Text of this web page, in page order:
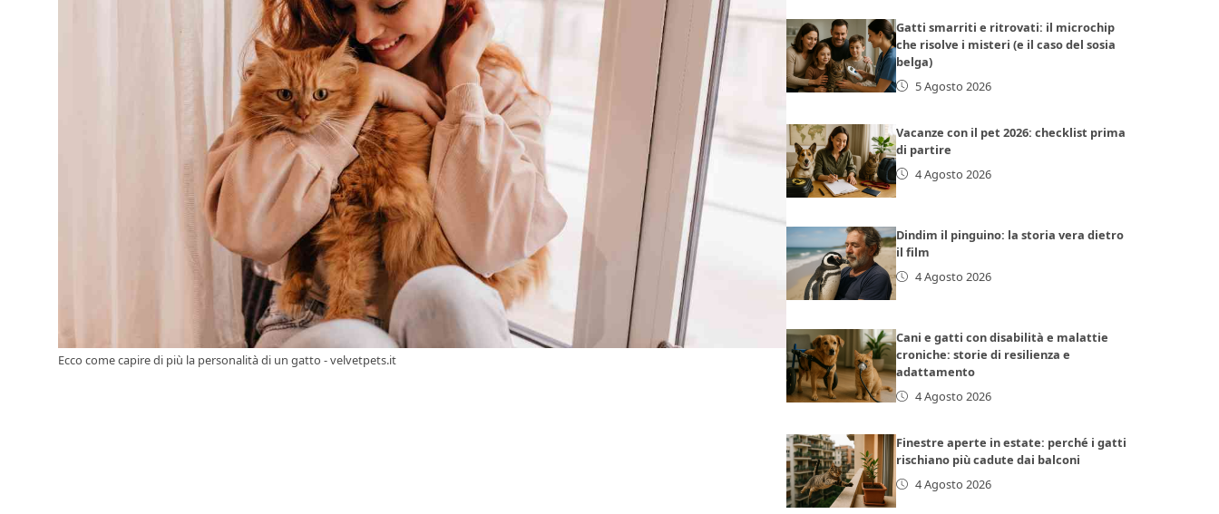
Ecco come capire di più la personalità di un gatto - velvetpets.it
Gatti smarriti e ritrovati: il microchip
che risolve i misteri (e il caso del sosia
belga)
5 Agosto 2026
Vacanze con il pet 2026: checklist prima
di partire
4 Agosto 2026
Dindim il pinguino: la storia vera dietro
il film
4 Agosto 2026
Cani e gatti con disabilità e malattie
croniche: storie di resilienza e
adattamento
4 Agosto 2026
Finestre aperte in estate: perché i gatti
rischiano più cadute dai balconi
4 Agosto 2026